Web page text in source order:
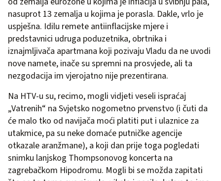
nasuprot 13 zemalja u kojima je porasla. Dakle, vrlo je
uspješna. Idilu remete antiinflacijske mjere i
predstavnici udruga poduzetnika, obrtnika i
iznajmljivača apartmana koji pozivaju Vladu da ne uvodi
nove namete, inače su spremni na prosvjede, ali ta
nezgodacija im vjerojatno nije prezentirana.
Na HTV-u su, recimo, mogli vidjeti veseli ispraćaj
„Vatrenih“ na Svjetsko nogometno prvenstvo (i čuti da
će malo tko od navijača moći platiti put i ulaznice za
utakmice, pa su neke domaće putničke agencije
otkazale aranžmane), a koji dan prije toga pogledati
snimku lanjskog Thompsonovog koncerta na
zagrebačkom Hipodromu. Mogli bi se možda zapitati